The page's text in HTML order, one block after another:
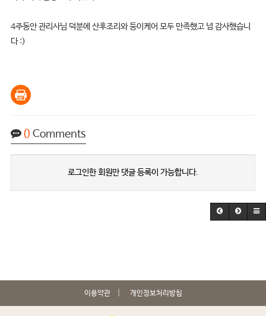
4주동안 관리사님 덕분에 산후조리와 둥이케어 모두 만족했고 넘 감사했습니
다 :)
0 Comments
로그인한 회원만 댓글 등록이 가능합니다.
이용약관 개인정보처리방침